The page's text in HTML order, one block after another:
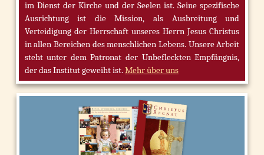
im Dienst der Kirche und der Seelen ist. Seine spezifische
Ausrichtung ist die Mission, als Ausbreitung und
Verteidigung der Herrschaft unseres Herrn Jesus Christus
in allen Bereichen des menschlichen Lebens. Unsere Arbeit
steht unter dem Patronat der Unbefleckten Empfängnis,
der das Institut geweiht ist.Mehr über uns